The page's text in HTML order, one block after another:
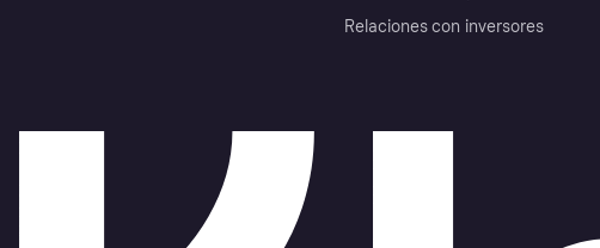
Relaciones con inversores